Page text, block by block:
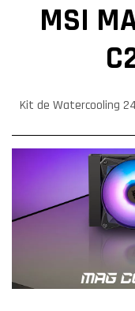
MSI
Kit de Watercooling